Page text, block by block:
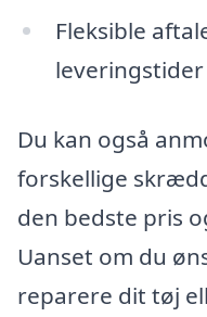
Fleksible
leveringstider
Du kan også
forskellige
den bedste pris
Uanset om du
reparere dit tøj